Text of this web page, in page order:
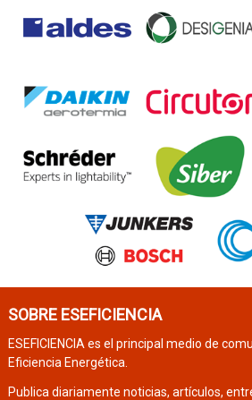
SOBRE ESEFICIENCIA
ESEFICIENCIA es el principal medio de
Eficiencia Energética.
Publica diariamente noticias, artículos,